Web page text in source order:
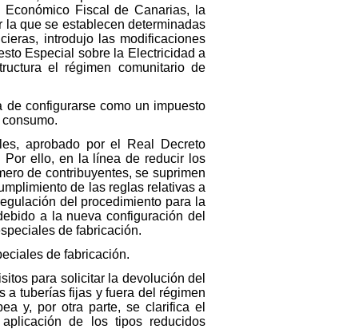
Fiscal de Canarias, la
la que se establecen determinadas
introdujo las modificaciones
Especial sobre la Electricidad a
el régimen comunitario de
configurarse como un impuesto
aprobado por el Real Decreto
Por ello, en la línea de reducir los
de contribuyentes, se suprimen
de las reglas relativas a
del procedimiento para la
a la nueva configuración del
de fabricación.
de fabricación.
para solicitar la devolución del
a tuberías fijas y fuera del régimen
y, por otra parte, se clarifica el
de los tipos reducidos